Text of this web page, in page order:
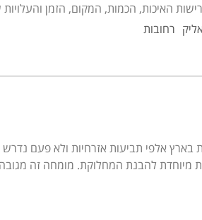
האיכות, הכמות, המקום, הזמן
רחובות
אלפי תביעות אזרחיות ולא פעם נדרש
מיוחדת להבנת המחלוקת. מומחה זה